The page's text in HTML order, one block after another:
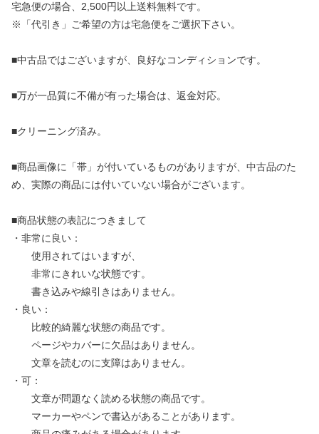
宅急便の場合、2,500円以上送料無料です。
※「代引き」ご希望の方は宅急便をご選択下さい。
■中古品ではございますが、良好なコンディションです。
■万が一品質に不備が有った場合は、返金対応。
■クリーニング済み。
■商品画像に「帯」が付いているものがありますが、中古品のた
め、実際の商品には付いていない場合がございます。
■商品状態の表記につきまして
・非常に良い：
使用されてはいますが、
非常にきれいな状態です。
書き込みや線引きはありません。
・良い：
比較的綺麗な状態の商品です。
ページやカバーに欠品はありません。
文章を読むのに支障はありません。
・可：
文章が問題なく読める状態の商品です。
マーカーやペンで書込があることがあります。